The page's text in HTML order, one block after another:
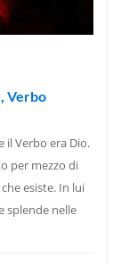
Verbo
il Verbo era Dio.
per mezzo di
esiste. In lui
splende nelle